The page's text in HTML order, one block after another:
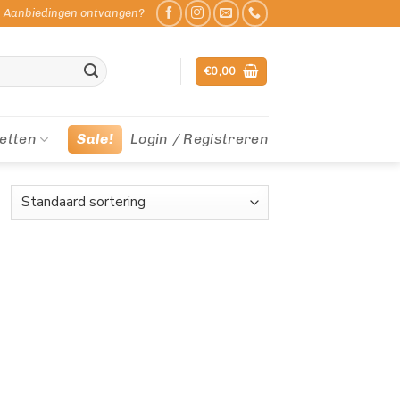
Aanbiedingen ontvangen?
€0,00
Sale! Login / Registreren